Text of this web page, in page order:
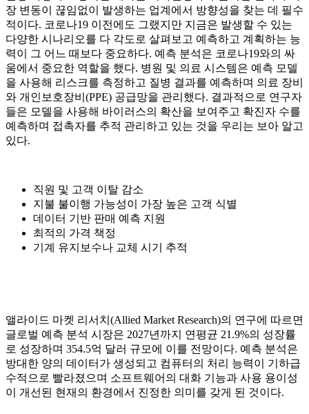
장 변동이 끊임없이 발생하는 업계에서 방향성을 찾는 데 필수
적이다. 코로나19 이전에도 그랬지만 지금은 발생할 수 있는
다양한 시나리오를 다 각도로 살펴보고 예측하고 계획하는 능
력이 그 어느 때보다 중요하다. 예측 분석은 코로나19와의 싸
움에서 중요한 역할을 했다. 병원 및 의료 시스템은 예측 모델
을 사용해 리스크를 측정하고 질병 결과를 예측하며 의료 장비
와 개인보호장비(PPE) 공급망을 관리했다. 결과적으로 연구자
들은 모델을 사용해 바이러스의 확산을 보여주고 확진자 수를
예측하며 접촉자를 추적 관리하고 있는 것을 우리는 보아 알고
있다.
직원 및 고객 이탈 감소
지불 불이행 가능성이 가장 높은 고객 식별
데이터 기반 판매 예측 지원
최적의 가격 책정
기계 유지보수나 교체 시기 추적
앨라이드 마켓 리서치(Allied Market Research)의 연구에 따르면
글로벌 예측 분석 시장은 2027년까지 연평균 21.9%의 성장률
로 성장하며 354.5억 달러 규모에 이를 전망이다. 예측 분석은
방대한 양의 데이터가 생성되고 컴퓨터의 처리 능력이 기하급
수적으로 빨라졌으며 소프트웨어의 대화 기능과 사용 용이성
이 개선된 현재의 환경에서 진정한 의미를 갖게 된 것이다.